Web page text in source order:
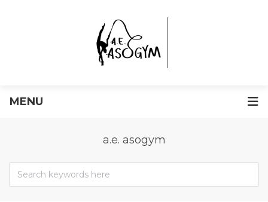
MENU
a.e. asogym